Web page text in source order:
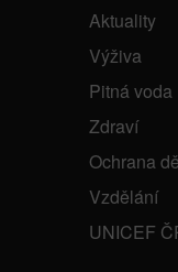
Aktuality
Výživa
Pitná voda
Zdraví
Ochrana
Vzdělání
UNICEF